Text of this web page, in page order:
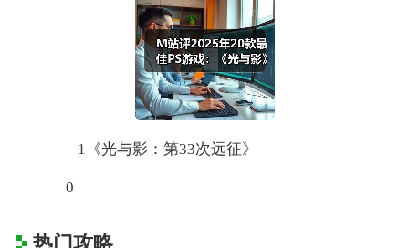
1《光与影：第33次远征》
0
热门攻略